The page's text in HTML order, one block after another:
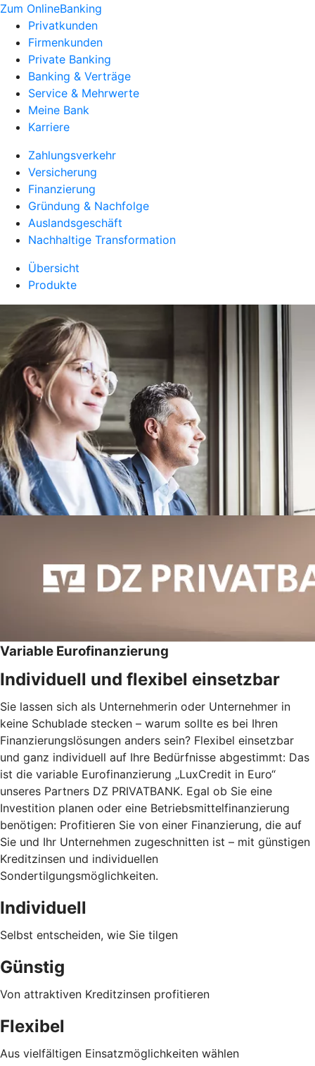
Zum OnlineBanking
Privatkunden
Firmenkunden
Private Banking
Banking & Verträge
Service & Mehrwerte
Meine Bank
Karriere
Zahlungsverkehr
Versicherung
Finanzierung
Gründung & Nachfolge
Auslandsgeschäft
Nachhaltige Transformation
Übersicht
Produkte
Variable Eurofinanzierung
Individuell und flexibel einsetzbar
Sie lassen sich als Unternehmerin oder Unternehmer in
keine Schublade stecken – warum sollte es bei Ihren
Finanzierungslösungen anders sein? Flexibel einsetzbar
und ganz individuell auf Ihre Bedürfnisse abgestimmt: Das
ist die variable Eurofinanzierung „LuxCredit in Euro“
unseres Partners DZ PRIVATBANK. Egal ob Sie eine
Investition planen oder eine Betriebsmittelfinanzierung
benötigen: Profitieren Sie von einer Finanzierung, die auf
Sie und Ihr Unternehmen zugeschnitten ist – mit günstigen
Kreditzinsen und individuellen
Sondertilgungsmöglichkeiten.
Individuell
Selbst entscheiden, wie Sie tilgen
Günstig
Von attraktiven Kreditzinsen profitieren
Flexibel
Aus vielfältigen Einsatzmöglichkeiten wählen